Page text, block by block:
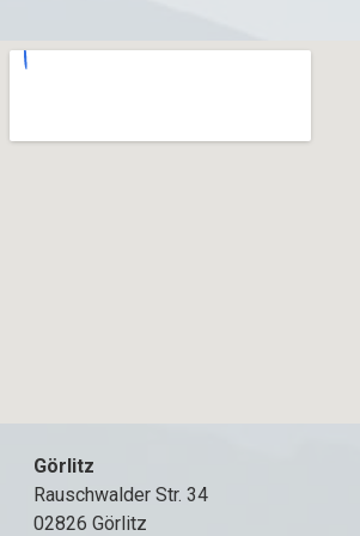
Görlitz
Rauschwalder Str. 34
02826 Görlitz